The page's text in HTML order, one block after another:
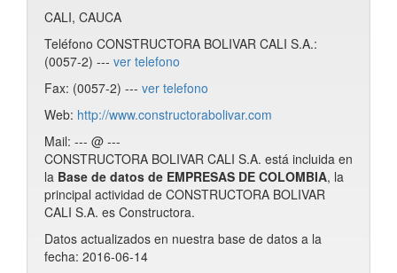
CALI, CAUCA
Teléfono CONSTRUCTORA BOLIVAR CALI S.A.:
(0057-2) --- ver telefono
Fax: (0057-2) --- ver telefono
Web: http://www.constructorabolivar.com
Mail: --- @ ---
CONSTRUCTORA BOLIVAR CALI S.A. está incluida en
la Base de datos de EMPRESAS DE COLOMBIA, la
principal actividad de CONSTRUCTORA BOLIVAR
CALI S.A. es Constructora.
Datos actualizados en nuestra base de datos a la
fecha: 2016-06-14